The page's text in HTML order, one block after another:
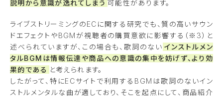
説明から意識が逸れてしまう 可能性があります。
ライブストリーミングのECに関する研究でも、質の高いサウン
ドエフェクトやBGMが視聴者の購買意欲に影響する（※3）と
述べられていますが、この場合も、歌詞のない インストルメン
タルBGMは情報伝達や商品への意識の集中を妨げず、より効
果的である と考えられます。
したがって、特にECサイトで利用するBGMは歌詞のないイン
ストルメンタルな曲が適しており、そこを起点にして、商品紹介